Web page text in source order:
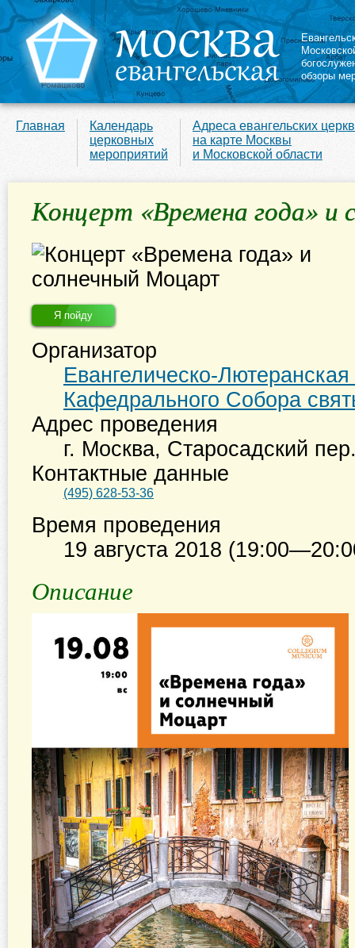
обзоры
Главная
Календарь
церковных
мероприятий
Адреса евангельских
на карте Москвы
и Московской области
Концерт «Времена года» и
Я пойду
Организатор
Евангелическо-
Кафедрального Собора
Адрес проведения
г. Москва, Старосадский
Контактные данные
(495) 628-53-36
Время проведения
19 августа 2018
Описание